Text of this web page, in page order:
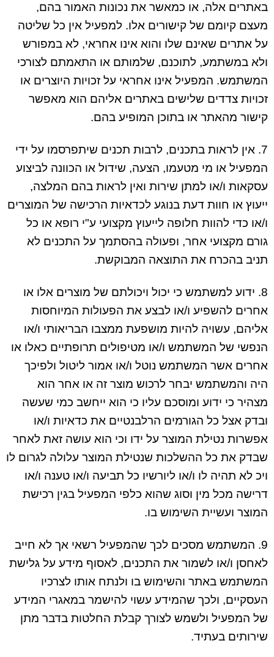
באתרים אלה, או כמאשר את נכונות האמור בהם,
מעצם קיומם של קישורים אלו. למפעיל אין כל שליטה
על אתרים שאינם שלו והוא אינו אחראי, לא במפורש
ולא במשתמע, לתוכנם, שלמותם או התאמתם לצורכי
המשתמש. המפעיל אינו אחראי על זכויות היוצרים או
זכויות צדדים שלישים באתרים אליהם הוא מאפשר
קישור מהאתר או בתוכן המופיע בהם.
7. אין לראות בתכנים, לרבות תכנים שיתפרסמו על ידי
המפעיל או מי מטעמו, הצעה, שידול או הכוונה לביצוע
עסקאות ו/או למתן שירות ואין לראות בהם המלצה,
ייעוץ או חוות דעת בנוגע לכדאיות הרכישה של המוצרים
ו/או כדי להוות חלופה לייעוץ מקצועי ע"י רופא או כל
גורם מקצועי אחר, ופעולה בהסתמך על התכנים לא
תניב בהכרח את התוצאה המבוקשת.
8. ידוע למשתמש כי יכול ויכולתם של מוצרים אלו או
אחרים להשפיע ו/או לבצע את הפעולות המיוחסות
אליהם, עשויה להיות מושפעת ממצבו הבריאותי ו/או
הנפשי של המשתמש ו/או מטיפולים תרופתיים כאלו או
אחרים אשר המשתמש נוטל ו/או אמור ליטול ולפיכך
היה והמשתמש יבחר לרכוש מוצר זה או אחר הוא
מצהיר כי ידוע ומוסכם עליו כי הוא ייחשב כמי שעשה
ובדק אצל כל הגורמים הרלבנטיים את כדאיות ו/או
אפשרות נטילת המוצר על ידו וכי הוא עושה זאת לאחר
שבדק את כל ההשלכות שנטילת המוצר עלולה לגרום לו
ויכ לא תהיה לו ו/או ליורשיו כל תביעה ו/או טענה ו/או
דרישה מכל מין וסוג שהוא כלפי המפעיל בגין רכישת
המוצר ועשיית השימוש בו.
9. המשתמש מסכים לכך שהמפעיל רשאי אך לא חייב
לאחסן ו/או לשמור את התכנים, לאסוף מידע על גלישת
המשתמש באתר והשימוש בו ולנתח אותו לצרכיו
העסקיים, ולכך שהמידע עשוי להישמר במאגרי המידע
של המפעיל ולשמש לצורך קבלת החלטות בדבר מתן
שירותים בעתיד.